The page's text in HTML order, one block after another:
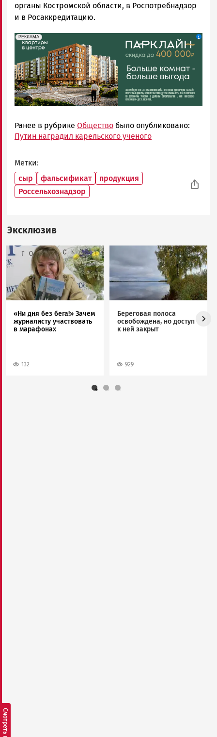
органы Костромской области, в Роспотребнадзор
и в Росаккредитацию.
erid: 2SDnjdeSPnB
РЕКЛАМА
Реклама
Ранее в рубрике Общество было опубликовано:
Путин наградил карельского ученого
Метки
сыр
фальсификат
продукция
Россельхознадзор
Эксклюзив
Image
«Ни дня без бега!» Зачем
журналисту участвовать
в марафонах
132
Береговая полоса
освобождена, но доступ
к ней закрыт
929